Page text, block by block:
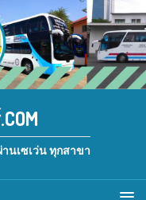
นเซเว่น ทุกสาขา